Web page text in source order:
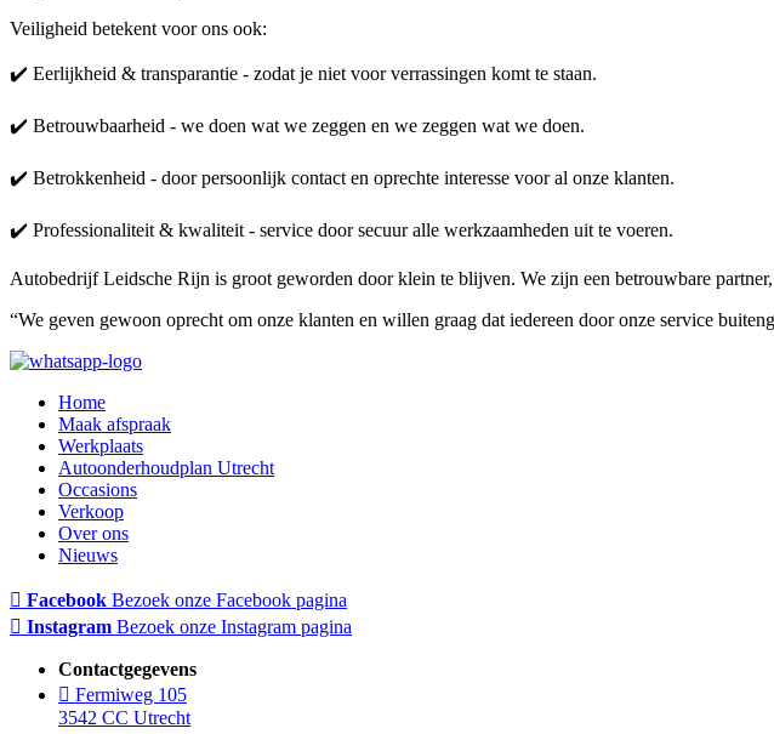
Veiligheid betekent voor ons ook:
✔️ Eerlijkheid & transparantie - zodat je niet voor verrassingen komt te staan.
✔️ Betrouwbaarheid - we doen wat we zeggen en we zeggen wat we doen.
✔️ Betrokkenheid - door persoonlijk contact en oprechte interesse voor al onze klanten.
✔️ Professionaliteit & kwaliteit - service door secuur alle werkzaamheden uit te voeren.
Autobedrijf Leidsche Rijn is groot geworden door klein te blijven. We zijn een betrouwbare
“We geven gewoon oprecht om onze klanten en willen graag dat iedereen door onze service
Home
Maak afspraak
Werkplaats
Autoonderhoudplan Utrecht
Occasions
Verkoop
Over ons
Nieuws
Facebook Bezoek onze Facebook pagina
Instagram Bezoek onze Instagram pagina
Contactgegevens
Fermiweg 105
3542 CC Utrecht